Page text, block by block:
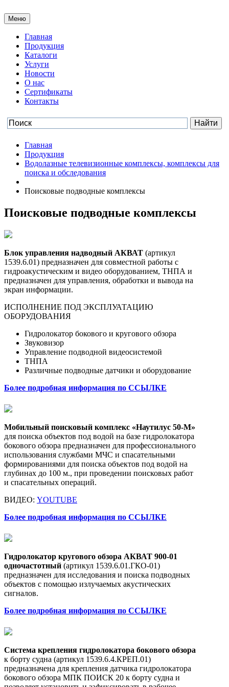
Меню
Главная
Продукция
Каталоги
Услуги
Новости
О нас
Сертификаты
Контакты
Главная
Продукция
Водолазные телевизионные комплексы, комплексы для
поиска и обследования
Поисковые подводные комплексы
Поисковые подводные комплексы
Блок управления надводный АКВАТ (артикул
1539.6.01) предназначен для совместной работы с
гидроакустическим и видео оборудованием, ТНПА и
предназначен для управления, обработки и вывода на
экран информации.
ИСПОЛНЕНИЕ ПОД ЭКСПЛУАТАЦИЮ
ОБОРУДОВАНИЯ
Гидролокатор бокового и кругового обзора
Звуковизор
Управление подводной видеосистемой
ТНПА
Различные подводные датчики и оборудование
Более подробная информация по ССЫЛКЕ
Мобильный поисковый комплекс «Наутилус 50-М»
для поиска объектов под водой на базе гидролокатора
бокового обзора предназначен для профессионального
использования службами МЧС и спасательными
формированиями для поиска объектов под водой на
глубинах до 100 м., при проведении поисковых работ
и спасательных операций.
ВИДЕО: YOUTUBE
Более подробная информация по ССЫЛКЕ
Гидролокатор кругового обзора АКВАТ 900-01
одночастотный (артикул 1539.6.01.ГКО-01)
предназначен для исследования и поиска подводных
объектов с помощью излучаемых акустических
сигналов.
Более подробная информация по ССЫЛКЕ
Система крепления гидролокатора бокового обзора
к борту судна (артикул 1539.6.4.КРЕП.01)
предназначена для крепления датчика гидролокатора
бокового обзора МПК ПОИСК 20 к борту судна и